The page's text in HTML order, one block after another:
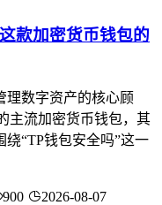
款加密货币钱包的
理数字资产的核心顾
主流加密货币钱包，其
“TP钱包安全吗”这一
900 2026-08-07